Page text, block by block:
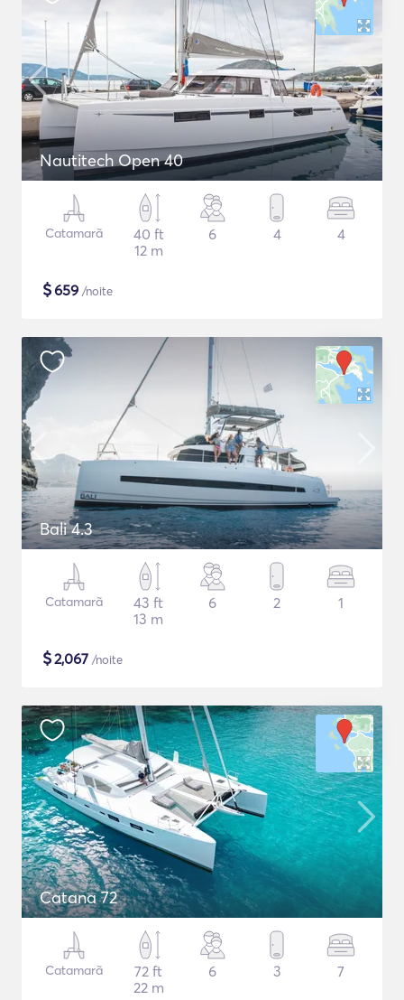
Nautitech Open 40
Catamarã
40 ft
12 m
6 4 4
$659 /noite
Bali 4.3
Catamarã
43 ft
13 m
6 2 1
$2,067 /noite
Catana 72
Catamarã
72 ft
22 m
6 3 7